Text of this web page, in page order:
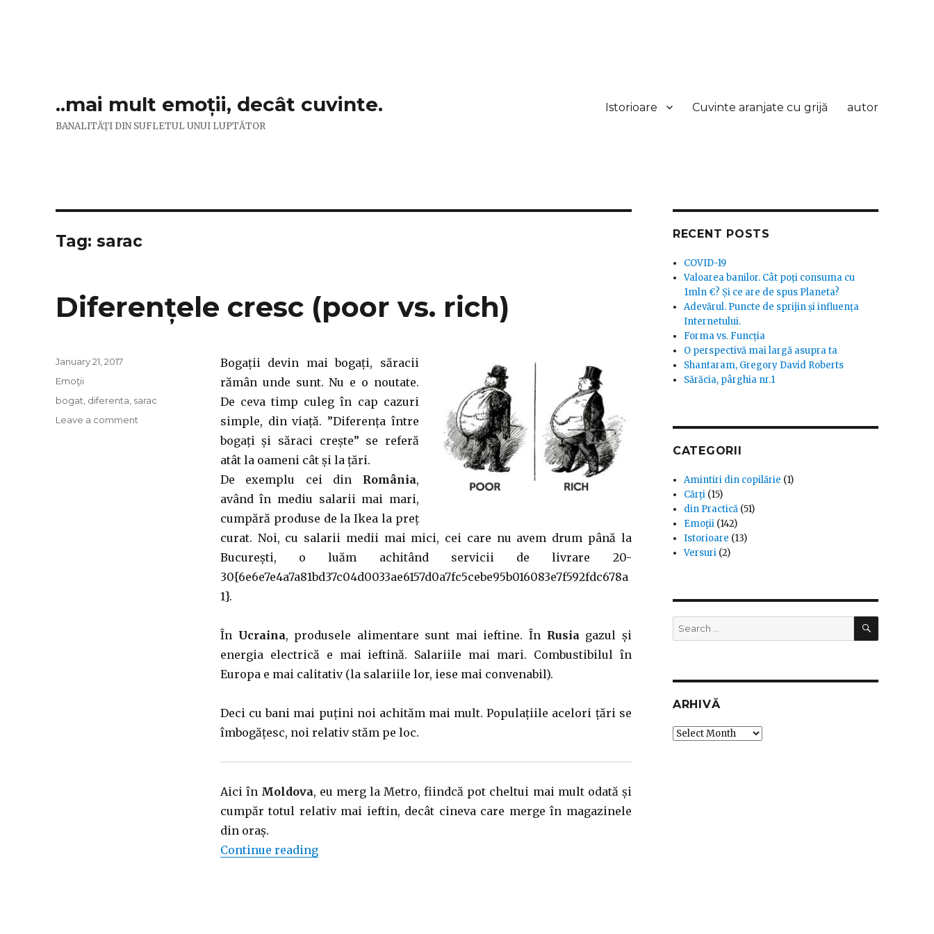
..mai mult emoții, decât cuvinte.
BANALITĂȚI DIN SUFLETUL UNUI LUPTĂTOR
Istorioare Cuvinte aranjate cu grijă autor
Tag:sarac
Diferențele cresc (poor vs. rich)
Bogații devin mai bogați, săracii
rămân unde sunt. Nu e o noutate.
De ceva timp culeg în cap cazuri
simple, din viață. ”Diferența între
bogați și săraci crește” se referă
atât la oameni cât și la țări.
De exemplu cei din România,
având în mediu salarii mai mari,
cumpără produse de la Ikea la preț
curat. Noi, cu salarii medii mai mici, cei care nu avem drum până la
București, o luăm achitând servicii de livrare 20-
30{6e6e7e4a7a81bd37c04d0033ae6157d0a7fc5cebe95b016083e7f592fdc678a
1}.
În Ucraina, produsele alimentare sunt mai ieftine. În Rusiagazul și
energia electrică e mai ieftină. Salariile mai mari. Combustibilul în
Europa e mai calitativ (la salariile lor, iese mai convenabil).
Deci cu bani mai puțini noi achităm mai mult. Populațiile acelori țări se
îmbogățesc, noi relativ stăm pe loc.
Aici în Moldova, eu merg la Metro, fiindcă pot cheltui mai mult odată și
cumpăr totul relativ mai ieftin, decât cineva care merge în magazinele
din oraș.
Continue reading“Diferențele cresc (poor vs. rich)”
Posted
January 21, 2017
Categories
Emoţii
Tags
bogat diferenta sarac
Leave a comment
RECENT POSTS
COVID-19
Valoarea banilor. Cât poți consuma cu
1mln €? Și ce are de spus Planeta?
Adevărul. Puncte de sprijin și influența
Internetului.
Forma vs. Funcția
O perspectivă mai largă asupra ta
Shantaram, Gregory David Roberts
Sărăcia, pârghia nr.1
CATEGORII
Amintiri din copilărie (1)
Cărți (15)
din Practică (51)
Emoţii (142)
Istorioare (13)
Versuri (2)
Search
for:
SEARCH
ARHIVĂ
Arhivă